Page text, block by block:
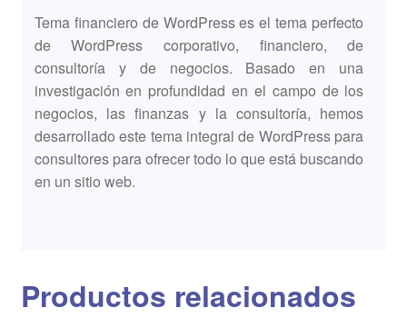
Tema financiero de WordPress es el tema perfecto
de WordPress corporativo, financiero, de
consultoría y de negocios. Basado en una
investigación en profundidad en el campo de los
negocios, las finanzas y la consultoría, hemos
desarrollado este tema integral de WordPress para
consultores para ofrecer todo lo que está buscando
en un sitio web.
Productos relacionados